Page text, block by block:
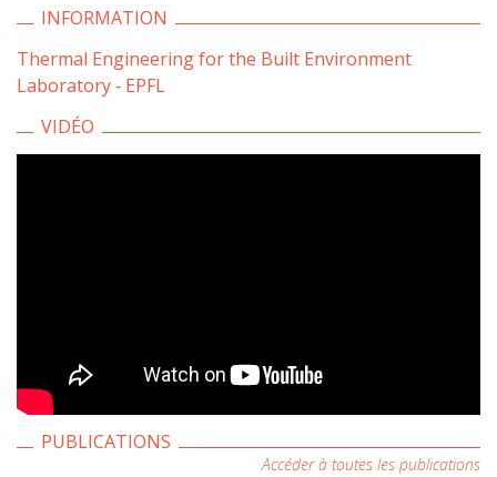
INFORMATION
Thermal Engineering for the Built Environment
Laboratory ‐ EPFL
VIDÉO
PUBLICATIONS
Accéder à toutes les publications